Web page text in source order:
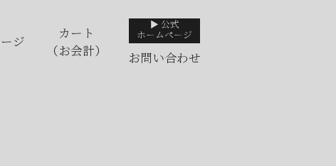
ジ
カート
（お会計）
▶ 公式
ホームページ
お問い合わせ